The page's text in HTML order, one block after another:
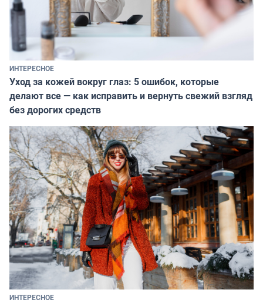
ИНТЕРЕСНОЕ
Уход за кожей вокруг глаз: 5 ошибок, которые
делают все — как исправить и вернуть свежий взгляд
без дорогих средств
ИНТЕРЕСНОЕ